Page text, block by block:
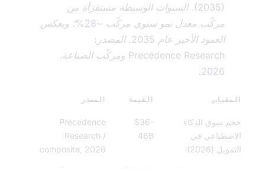
(2035). السنوات الوسيطة مستقرَأة من
مركّب معدل نمو سنوي مركّب ~28%؛ ويعكس
العمود الأخير عام 2035. المصدر:
Precedence Research ومركّب الصناعة،
المصدر
سوق الذكاء
في
$36-
Precedence
Research /
composite, 2026